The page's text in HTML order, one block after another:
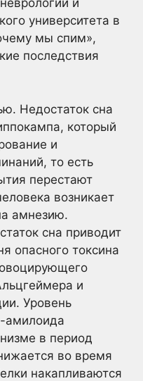
и
университета в
мы спим»,
последствия
Недостаток сна
который
и
то есть
перестают
возникает
амнезию.
сна приводит
опасного токсина
и
Уровень
амилоида
в период
во время
накапливаются